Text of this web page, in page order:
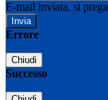
E-mail inviata, si
Errore
Chiudi
Successo